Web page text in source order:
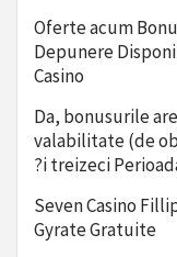
Oferte acum
Depunere
Casino
Da, bonusurile
valabilitate (de
?i treizeci
Seven Casino
Gyrate Gratuite